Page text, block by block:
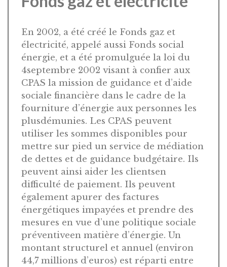
En 2002, a été créé le Fonds gaz et
électricité, appelé aussi Fonds social
énergie, et a été promulguée la loi du
4septembre 2002 visant à confier aux
CPAS la mission de guidance et d’aide
sociale financière dans le cadre de la
fourniture d’énergie aux personnes les
plusdémunies. Les CPAS peuvent
utiliser les sommes disponibles pour
mettre sur pied un service de médiation
de dettes et de guidance budgétaire. Ils
peuvent ainsi aider les clientsen
difficulté de paiement. Ils peuvent
également apurer des factures
énergétiques impayées et prendre des
mesures en vue d’une politique sociale
préventiveen matière d’énergie. Un
montant structurel et annuel (environ
44,7 millions d’euros) est réparti entre